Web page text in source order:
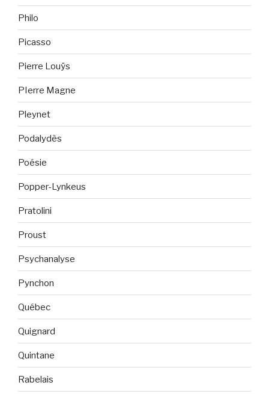
Philo
Picasso
Pierre Louÿs
PIerre Magne
Pleynet
Podalydès
Poésie
Popper-Lynkeus
Pratolini
Proust
Psychanalyse
Pynchon
Québec
Quignard
Quintane
Rabelais